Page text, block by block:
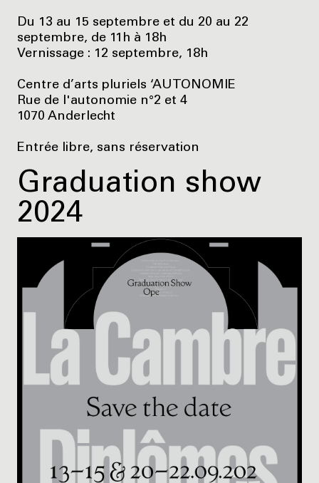
Du 13 au 15 septembre et du 20 au 22
septembre, de 11h à 18h
Vernissage : 12 septembre, 18h
Centre d’arts pluriels ‘AUTONOMIE
Rue de l'autonomie n°2 et 4
1070 Anderlecht
Entrée libre, sans réservation
Graduation show
2024